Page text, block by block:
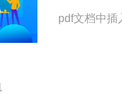
pdf文档中插